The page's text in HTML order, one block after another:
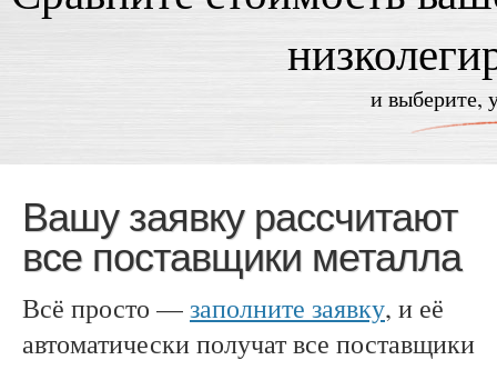
и выберите,
Вашу заявку рассчитают
все поставщики металла
Всё просто —заполните заявку, и её
автоматически получат все поставщики